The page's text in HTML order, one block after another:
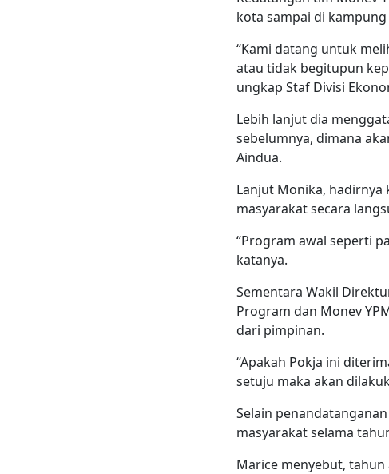
kota sampai di
“Kami datang untuk
atau tidak begitupun
ungkap Staf Divisi
Lebih lanjut dia
sebelumnya, dimana
Aindua.
Lanjut Monika,
masyarakat secara
“Program awal seperti
katanya.
Sementara Wakil
Program dan Monev
dari pimpinan.
“Apakah Pokja ini
setuju maka akan
Selain
masyarakat selama
Marice menyebut,